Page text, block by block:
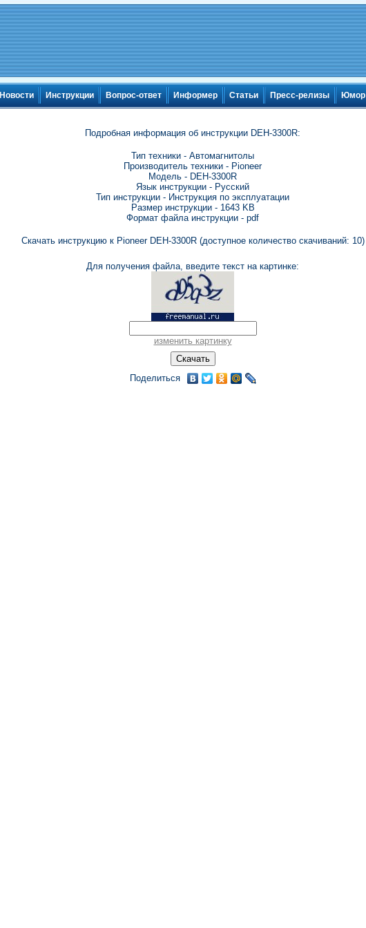
Новости Инструкции Вопрос-ответ Информер Статьи Пресс-релизы Юмор
Подробная информация об инструкции DEH-3300R:
Тип техники - Автомагнитолы
Производитель техники - Pioneer
Модель - DEH-3300R
Язык инструкции - Русский
Тип инструкции - Инструкция по эксплуатации
Размер инструкции - 1643 KB
Формат файла инструкции - pdf
Скачать инструкцию к Pioneer DEH-3300R (доступное количество скачиваний: 10)
Для получения файла, введите текст на картинке:
изменить картинку
Поделиться